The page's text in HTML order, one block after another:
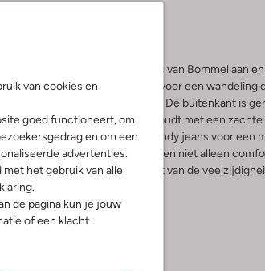
van cookies en
goed functioneert, om
en om een
advertenties.
het gebruik van alle
.
de pagina kun je jouw
of een klacht
10162 SUVI sneakers van Floris van Bommel aan
bruine sneakers zijn perfect voor een wandeling
gezellige middag in de stad. De buitenkant is
binnenkant je voeten warm houdt met een
wollen trui en een trendy jeans voor een
look. Deze sneakers bieden niet alleen
compleet maakt. Geniet van de
paar.